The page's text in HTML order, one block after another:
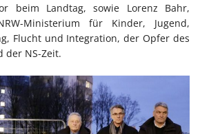
beim Landtag, sowie Lorenz Bahr,
Ministerium für Kinder, Jugend,
Flucht und Integration, der Opfer des
der NS-Zeit.